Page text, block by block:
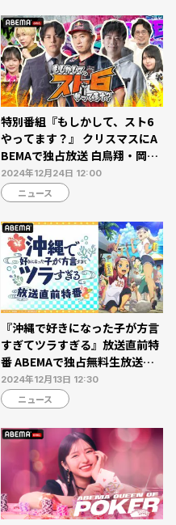
特別番組『もしかして、スト6
やってます？』 クリスマスにA
BEMAで独占放送 白鳥翔・岡田
紗佳ら出演
2024年12月24日 12:00
ニュース
『沖縄で好きになった子が方言
すぎてツラすぎる』放送直前特
番 ABEMAで独占無料生放送【1
2月16日（月）】
2024年12月13日 12:30
ニュース